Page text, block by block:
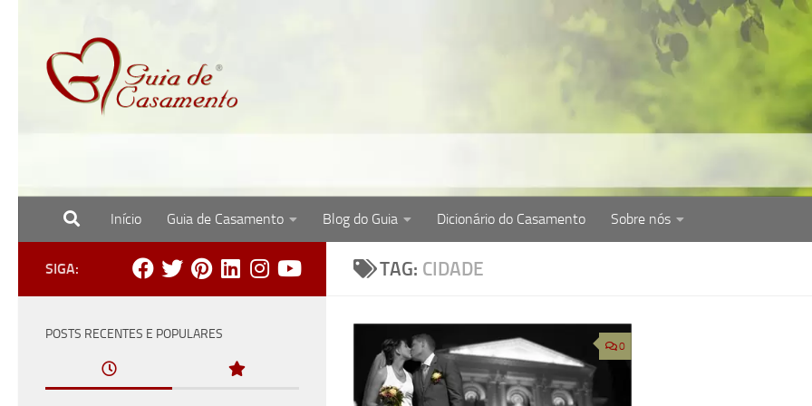
Site com o melhor para noivas, noivos e recém-casados. Dicas de como organizar casamento,
Início Guia de Casamento Blog do Guia Dicionário do Casamento Sobre nós
TAG: CIDADE
0
SIGA:
POSTS RECENTES E POPULARES